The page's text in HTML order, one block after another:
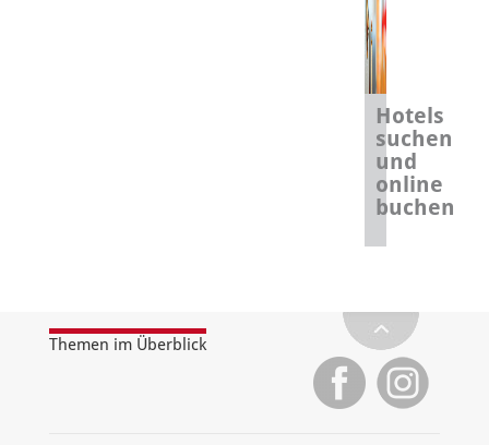
Hotels
suchen
und
online
buchen
Themen im Überblick